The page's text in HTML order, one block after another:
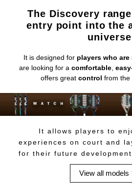
The Discovery
entry point into the
universe
It is designed for players who are
are looking for a comfortable,
offers great control from the
It allows players to
experiences on court and
for their future
View all models